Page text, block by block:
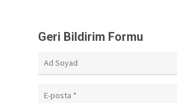
Geri Bildirim Formu